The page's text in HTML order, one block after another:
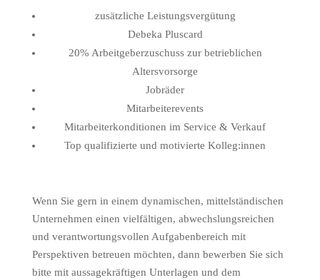
zusätzliche Leistungsvergütung
Debeka Pluscard
20% Arbeitgeberzuschuss zur betrieblichen
Altersvorsorge
Jobräder
Mitarbeiterevents
Mitarbeiterkonditionen im Service & Verkauf
Top qualifizierte und motivierte Kolleg:innen
Wenn Sie gern in einem dynamischen, mittelständischen
Unternehmen einen vielfältigen, abwechslungsreichen
und verantwortungsvollen Aufgabenbereich mit
Perspektiven betreuen möchten, dann bewerben Sie sich
bitte mit aussagekräftigen Unterlagen und dem